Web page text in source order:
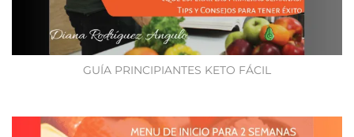
GUÍA PRINCIPIANTES KETO FÁCIL